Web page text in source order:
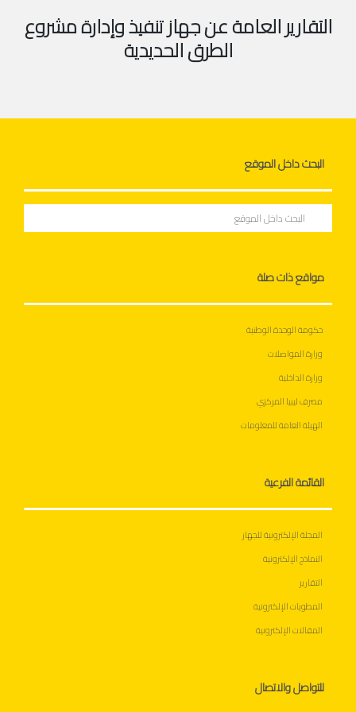
التقارير العامة عن جهاز تنفيذ وإدارة مشروع
الطرق الحديدية
البحث داخل الموقع
مواقع ذات صلة
حكومة الوحدة الوطنية
وزارة المواصلات
وزارة الداخلية
مصرف ليبيا المركزي
الهيئة العامة للمعلومات
القائمة الفرعية
المجلة الإلكترونية للجهاز
النماذج الإلكترونية
التقارير
المطويات الإلكترونية
المقالات الإلكترونية
للتواصل والاتصال